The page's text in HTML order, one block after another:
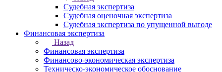
Судебная экспертиза
Судебная оценочная экспертиза
Судебная экспертиза по упущенной выгоде
Финансовая экспертиза
Назад
Финансовая экспертиза
Финансово-экономическая экспертиза
Техническо-экономическое обоснование